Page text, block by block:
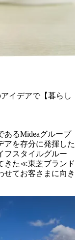
イデアで【暮らし
あるMideaグループ
アを存分に発揮した
フスタイルグルー
きた≪東芝ブランド
てお客さまに向き